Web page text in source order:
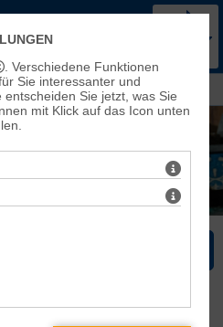
> Kreissynodenausschüsse
. Verschiedene Funktionen
Sie interessanter und
entscheiden Sie jetzt, was Sie
mit Klick auf das Icon unten